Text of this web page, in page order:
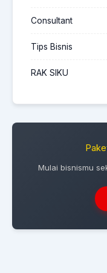
Consultant
Tips Bisnis
RAK SIKU
Mulai bisnismu